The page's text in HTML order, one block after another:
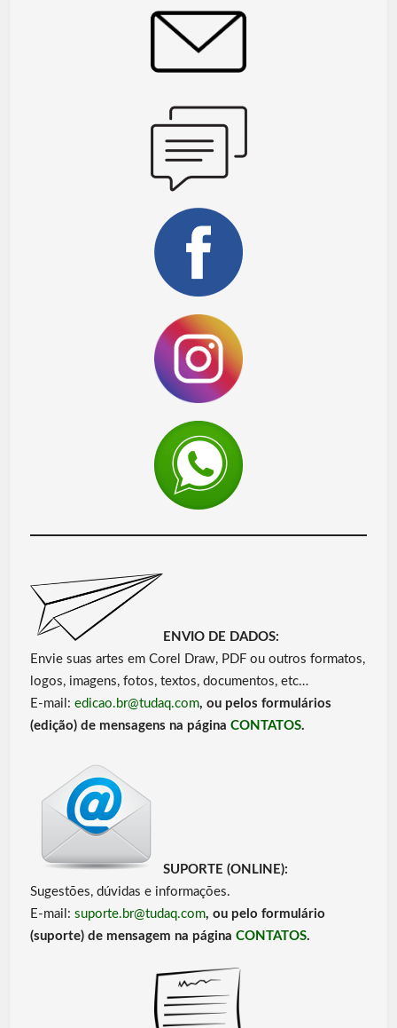
ENVIO DE DADOS:
Envie suas artes em Corel Draw, PDF ou outros formatos,
logos, imagens, fotos, textos, documentos, etc…
E-mail: edicao.br@tudaq.com, ou pelos formulários
(edição) de mensagens na página CONTATOS.
SUPORTE (ONLINE):
Sugestões, dúvidas e informações.
E-mail: suporte.br@tudaq.com, ou pelo formulário
(suporte) de mensagem na página CONTATOS.